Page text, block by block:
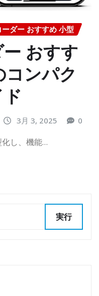
ダー おすすめ 小型
おすす
コンパク
3月 3, 2025 0
し、機能…
実行